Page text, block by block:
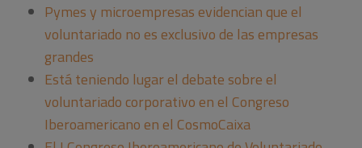
Pymes y microempresas evidencian que el
voluntariado no es exclusivo de las empresas
grandes
Está teniendo lugar el debate sobre el
voluntariado corporativo en el Congreso
Iberoamericano en el CosmoCaixa